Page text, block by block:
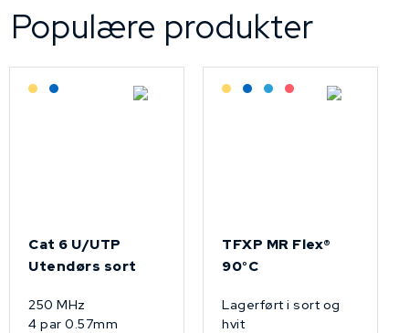
Populære produkter
Lagerført: Grossist
Lagerført: NEK Kabel
Cat 6 U/UTP
Utendørs sort
250 MHz
4 par 0.57mm
Lagerført: Grossist
Lagerført: NEK Kabel
Bestilling: 2-3 uker
På forespørsel
TFXP MR Flex®
90°C
Lagerført i sort og
hvit